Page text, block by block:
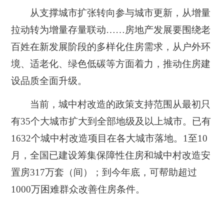
从支撑城市扩张转向参与城市更新，从增量
拉动转为增量存量联动……房地产发展要围绕老
百姓在新发展阶段的多样化住房需求，从户外环
境、适老化、绿色低碳等方面着力，推动住房建
设品质全面升级。
当前，城中村改造的政策支持范围从最初只
有35个大城市扩大到全部地级及以上城市。已有
1632个城中村改造项目在各大城市落地。1至10
月，全国已建设筹集保障性住房和城中村改造安
置房317万套（间）；到今年底，可帮助超过
1000万困难群众改善住房条件。